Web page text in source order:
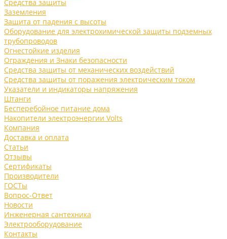
Средства защиты
Заземления
Защита от падения с высоты
Оборудование для электрохимической защиты подземных
трубопроводов
Огнестойкие изделия
Ограждения и Знаки безопасности
Средства защиты от механических воздействий
Средства защиты от поражения электрическим током
Указатели и индикаторы напряжения
Штанги
Бесперебойное питание дома
Накопители электроэнергии Volts
Компания
Доставка и оплата
Статьи
Отзывы
Сертификаты
Производители
ГОСТы
Вопрос-Ответ
Новости
Инженерная сантехника
Электрооборудование
Контакты